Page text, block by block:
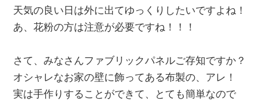
天気の良い日は外に出てゆっくりしたいですよね！
あ、花粉の方は注意が必要ですね！！！
さて、みなさんファブリックパネルご存知ですか？
オシャレなお家の壁に飾ってある布製の、アレ！
実は手作りすることができて、とても簡単なので